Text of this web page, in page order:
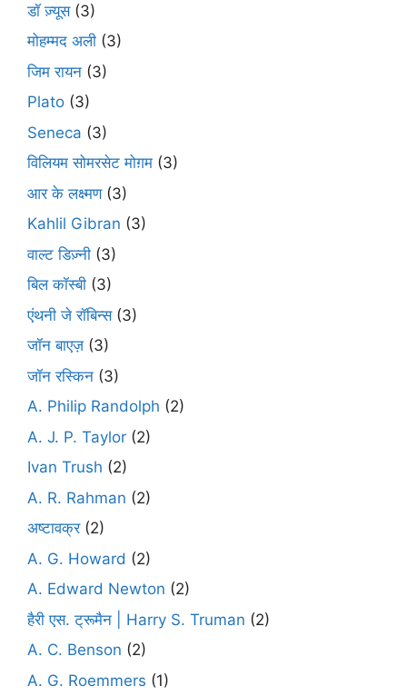
डॉ ज़्यूस(3)
मोहम्मद अली (3)
जिम रायन (3)
Plato (3)
Seneca (3)
विलियम सोमरसेट मोग़म (3)
आर के लक्ष्मण(3)
Kahlil Gibran (3)
वाल्ट डिज़्नी (3)
बिल कॉस्बी (3)
एंथनी जे रॉबिन्स(3)
जॉन बाएज़ (3)
जॉन रस्किन (3)
A. Philip Randolph (2)
A. J. P. Taylor (2)
Ivan Trush (2)
A. R. Rahman (2)
अष्टावक्र(2)
A. G. Howard (2)
A. Edward Newton (2)
हैरी एस. ट्रूमैन | Harry S. Truman (2)
A. C. Benson (2)
A. G. Roemmers (1)